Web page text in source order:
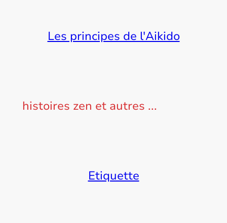
Les principes de l'Aikido
histoires zen et autres ...
Etiquette